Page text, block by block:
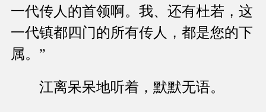
一代传人的首领啊。我、还有杜若，这
一代镇都四门的所有传人，都是您的下
属。”
江离呆呆地听着，默默无语。